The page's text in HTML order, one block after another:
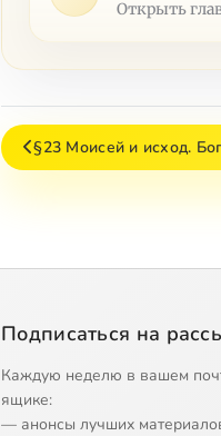
Открыть
§23 Моисей и исход.
Подписаться на
Каждую неделю в вашем
ящике:
— анонсы лучших